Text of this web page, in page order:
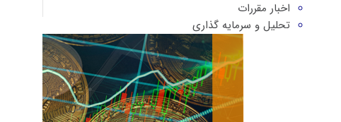
اخبار مقررات
تحلیل و سرمایه گذاری